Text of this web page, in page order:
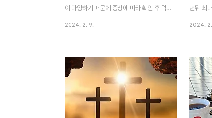
이 다양하기 때문에 증상에 따라 확인 후 먹
다. 소화성 궤양 명치에 속이 쓰리거나 통증
이 심하면 소화가 어려울 경우 소화성 궤양일
수 있습니다. 점막 표면 염증으로 인해 손상
된 상태입니다. 역류성 식도염 위의 내용물이
식도로 역류하면서 산성 위산이 식도 점막에
2024. 2. 9.
년뒤 최
간에 근
득과세표
있는경우
과세소득
의 종합
2024.